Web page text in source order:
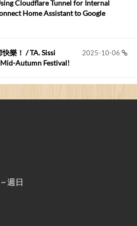
化的步驟超...
莘莘學子。有...
Cloudflare Tunnel for Internal
Home Assistant to Google
2025-10-06
樂！ / TA. Sissi
Autumn Festival!
2025-08-25
at the Computer? Pay More
桌子高度和螢幕高度
of Desk and Monitor Height on
at a Desk Often Lead to Back Pain?
簡易解決方案
Easy Solutions for Samsung
週日